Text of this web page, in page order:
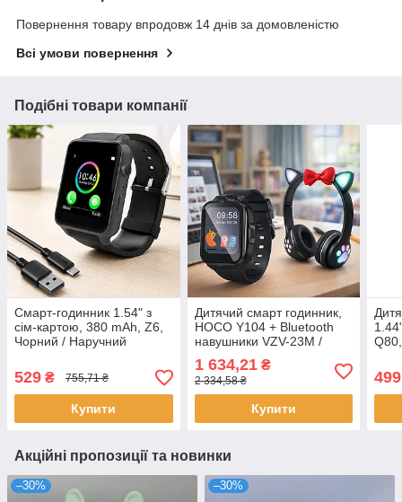
Повернення товару впродовж 14 днів за домовленістю
Всі умови повернення
Подібні товари компанії
Смарт-годинник 1.54" з
сім-картою, 380 mAh, Z6,
Чорний / Наручний
годинник з функцією
дзвінка
529 ₴ 755,71 ₴
Купити
Дитячий смарт годинник,
HOCO Y104 + Bluetooth
навушники VZV-23M /
Розумний годинник для
дітей / Смарт годинник /
Годинник з GPS
1 634,21₴
2 334,58 ₴
Купити
499
Акційні пропозиції та новинки
–30% –30%